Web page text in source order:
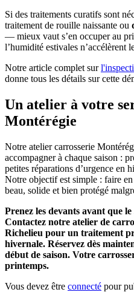
Si des traitements curatifs sont
traitement de rouille naissante ou
— mieux vaut s’en occuper au
l’humidité estivales n’accélèrent
Notre article complet sur
donne tous les détails sur cette
Un atelier à votre
Montérégie
Notre atelier carrosserie
accompagner à chaque saison :
petites réparations d’urgence en
Notre objectif est simple : faire
beau, solide et bien protégé
Prenez les devants avant que le
Contactez notre atelier de
Richelieu pour un traitement
hivernale. Réservez dès
début de saison. Votre
printemps.
Vous devez être connecté pour